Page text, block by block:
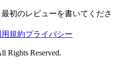
初のレビューを書いてくださ
規約プライバシー
Rights Reserved.